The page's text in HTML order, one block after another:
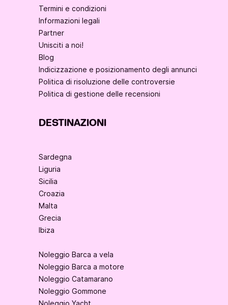
Termini e condizioni
Informazioni legali
Partner
Unisciti a noi!
Blog
Indicizzazione e posizionamento degli annunci
Politica di risoluzione delle controversie
Politica di gestione delle recensioni
DESTINAZIONI
Sardegna
Liguria
Sicilia
Croazia
Malta
Grecia
Ibiza
Noleggio Barca a vela
Noleggio Barca a motore
Noleggio Catamarano
Noleggio Gommone